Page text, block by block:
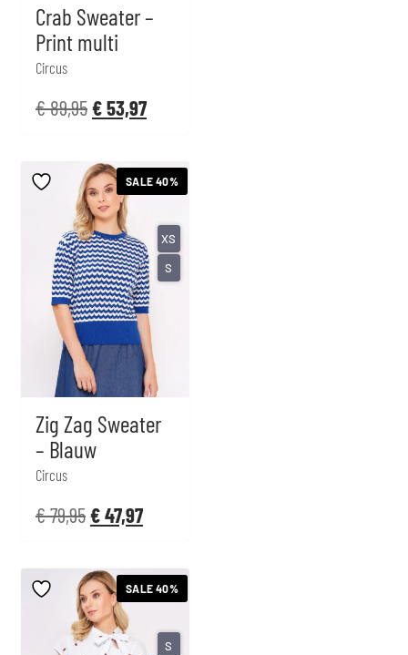
Crab Sweater –
Print multi
Circus
€89,95€53,97
SALE 40%
Zig Zag Sweater
– Blauw
Circus
€79,95€47,97
XS
S
SALE 40%
S